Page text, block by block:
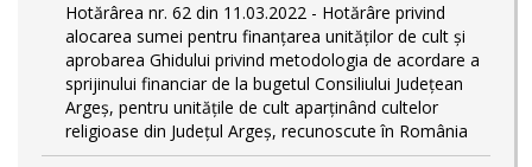
Hotărârea nr. 62 din 11.03.2022 - Hotărâre privind
alocarea sumei pentru finanțarea unităților de cult și
aprobarea Ghidului privind metodologia de acordare a
sprijinului financiar de la bugetul Consiliului Judeţean
Argeş, pentru unităţile de cult aparţinând cultelor
religioase din Judeţul Argeş, recunoscute în România